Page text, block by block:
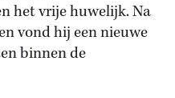
het vrije huwelijk. Na
vond hij een nieuwe
binnen de